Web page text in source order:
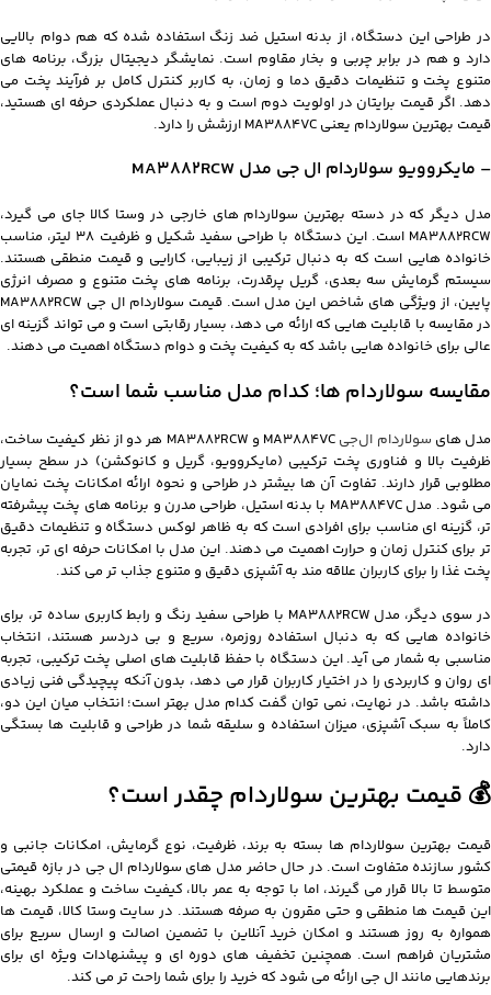
در طراحی این دستگاه، از بدنه استیل ضد زنگ استفاده شده که هم دوام بالایی
دارد و هم در برابر چربی و بخار مقاوم است. نمایشگر دیجیتال بزرگ، برنامه های
متنوع پخت و تنظیمات دقیق دما و زمان، به کاربر کنترل کامل بر فرآیند پخت می
دهد. اگر قیمت برایتان در اولویت دوم است و به دنبال عملکردی حرفه ای هستید،
قیمت بهترین سولاردام یعنی MA3884VC ارزشش را دارد.
– مایکروویو سولاردام ال جی مدل MA3882RCW
مدل دیگر که در دسته بهترین سولاردام های خارجی در وستا کالا جای می گیرد،
MA3882RCW است. این دستگاه با طراحی سفید شکیل و ظرفیت 38 لیتر، مناسب
خانواده هایی است که به دنبال ترکیبی از زیبایی، کارایی و قیمت منطقی هستند.
سیستم گرمایش سه بعدی، گریل پرقدرت، برنامه های پخت متنوع و مصرف انرژی
پایین، از ویژگی های شاخص این مدل است. قیمت سولاردام ال جی MA3882RCW
در مقایسه با قابلیت هایی که ارائه می دهد، بسیار رقابتی است و می تواند گزینه ای
عالی برای خانواده هایی باشد که به کیفیت پخت و دوام دستگاه اهمیت می دهند.
مقایسه سولاردام ها؛ کدام مدل مناسب شما است؟
مدل‌ های سولاردام ال‌جی
MA3884VC و MA3882RCW هر دو از نظر کیفیت ساخت،
ظرفیت بالا و فناوری پخت ترکیبی (مایکروویو، گریل و کانوکشن) در سطح بسیار
مطلوبی قرار دارند. تفاوت آن‌ ها بیشتر در طراحی و نحوه ارائه امکانات پخت نمایان
می‌ شود. مدل MA3884VC با بدنه استیل، طراحی مدرن و برنامه‌ های پخت پیشرفته‌
تر، گزینه‌ ای مناسب برای افرادی است که به ظاهر لوکس دستگاه و تنظیمات دقیق‌
تر برای کنترل زمان و حرارت اهمیت می‌ دهند. این مدل با امکانات حرفه‌ ای‌ تر، تجربه
پخت غذا را برای کاربران علاقه‌ مند به آشپزی دقیق و متنوع جذاب‌ تر می‌ کند.
در سوی دیگر، مدل MA3882RCW با طراحی سفید رنگ و رابط کاربری ساده‌ تر، برای
خانواده‌ هایی که به دنبال استفاده روزمره، سریع و بی‌ دردسر هستند، انتخاب
مناسبی به شمار می‌ آید. این دستگاه با حفظ قابلیت‌ های اصلی پخت ترکیبی، تجربه‌
ای روان و کاربردی را در اختیار کاربران قرار می‌ دهد، بدون آنکه پیچیدگی فنی زیادی
داشته باشد. در نهایت، نمی‌ توان گفت کدام مدل بهتر است؛ انتخاب میان این دو،
کاملاً به سبک آشپزی، میزان استفاده و سلیقه شما در طراحی و قابلیت‌ ها بستگی
دارد.
💰 قیمت بهترین سولاردام چقدر است؟
قیمت بهترین سولاردام ها بسته به برند، ظرفیت، نوع گرمایش، امکانات جانبی و
کشور سازنده متفاوت است. در حال حاضر مدل های سولاردام ال جی در بازه قیمتی
متوسط تا بالا قرار می گیرند، اما با توجه به عمر بالا، کیفیت ساخت و عملکرد بهینه،
این قیمت ها منطقی و حتی مقرون به صرفه هستند. در سایت وستا کالا، قیمت ها
همواره به روز هستند و امکان خرید آنلاین با تضمین اصالت و ارسال سریع برای
مشتریان فراهم است. همچنین تخفیف های دوره ای و پیشنهادات ویژه ای برای
برندهایی مانند ال جی ارائه می شود که خرید را برای شما راحت تر می کند.